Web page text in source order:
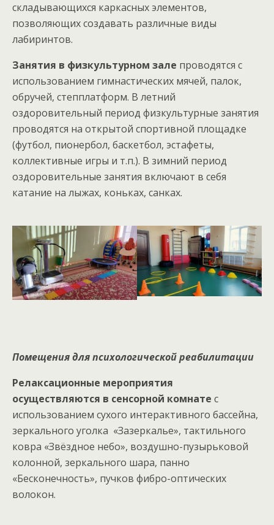
складывающихся каркасных элементов,
позволяющих создавать различные виды
лабиринтов.
Занятия в физкультурном зале проводятся с
использованием гимнастических мячей, палок,
обручей, степплатформ. В летний
оздоровительный период физкультурные занятия
проводятся на открытой спортивной площадке
(футбол, пионербол, баскетбол, эстафеты,
коллективные игры и т.п.). В зимний период
оздоровительные занятия включают в себя
катание на лыжах, коньках, санках.
Помещения для психологической реабилитации
Релаксационные мероприятия
осуществляются в сенсорной комнате с
использованием сухого интерактивного бассейна,
зеркального уголка «Зазеркалье», тактильного
ковра «Звёздное небо», воздушно-пузырьковой
колонной, зеркального шара, панно
«Бесконечность», пучков фибро-оптических
волокон.